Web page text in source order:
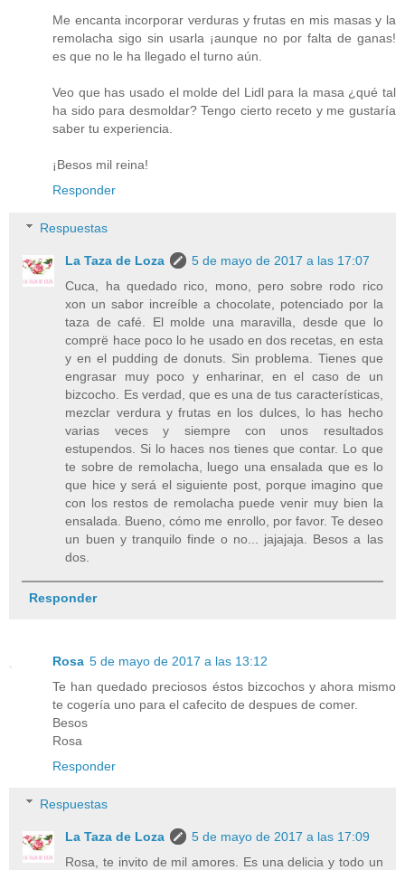
Me encanta incorporar verduras y frutas en mis masas y la
remolacha sigo sin usarla ¡aunque no por falta de ganas!
es que no le ha llegado el turno aún.
Veo que has usado el molde del Lidl para la masa ¿qué tal
ha sido para desmoldar? Tengo cierto receto y me gustaría
saber tu experiencia.
¡Besos mil reina!
Responder
Respuestas
La Taza de Loza
5 de mayo de 2017 a las 17:07
Cuca, ha quedado rico, mono, pero sobre rodo rico
xon un sabor increíble a chocolate, potenciado por la
taza de café. El molde una maravilla, desde que lo
comprë hace poco lo he usado en dos recetas, en esta
y en el pudding de donuts. Sin problema. Tienes que
engrasar muy poco y enharinar, en el caso de un
bizcocho. Es verdad, que es una de tus características,
mezclar verdura y frutas en los dulces, lo has hecho
varias veces y siempre con unos resultados
estupendos. Si lo haces nos tienes que contar. Lo que
te sobre de remolacha, luego una ensalada que es lo
que hice y será el siguiente post, porque imagino que
con los restos de remolacha puede venir muy bien la
ensalada. Bueno, cómo me enrollo, por favor. Te deseo
un buen y tranquilo finde o no... jajajaja. Besos a las
dos.
Responder
Rosa 5 de mayo de 2017 a las 13:12
Te han quedado preciosos éstos bizcochos y ahora mismo
te cogería uno para el cafecito de despues de comer.
Besos
Rosa
Responder
Respuestas
La Taza de Loza
5 de mayo de 2017 a las 17:09
Rosa, te invito de mil amores. Es una delicia y todo un